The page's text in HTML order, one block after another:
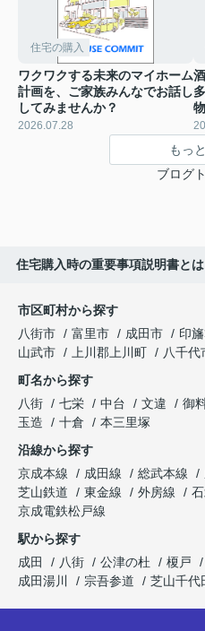
住宅の購入
ワクワクする未来のマイホーム
計画を、ご家族みんなでお話し
してみませんか？
2026.07.28
もっ
ブログ
住宅購入時の重要事項説明書と
市区町村から探す
八街市
富里市 成田市 印
山武市
上川郡上川町 八千代
町名から探す
八街
七栄 中台 文違 御
玉造
十倉
本三里塚
沿線から探す
京成本線
成田線 総武本線
芝山鉄道
東金線 外房線
京成電鉄松戸線
駅から探す
成田
八街 公津の杜 榎戸
成田湯川
宗吾参道 芝山千代